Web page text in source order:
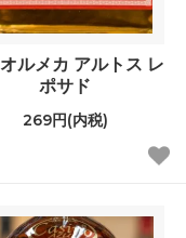
オルメカ アルトス レ
ポサド
269円(内税)